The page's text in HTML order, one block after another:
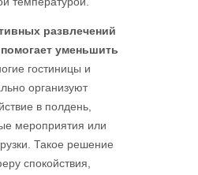
развлечений
уменьшить
гостиницы и
организуют
в полдень,
мероприятия или
Такое решение
спокойствия,